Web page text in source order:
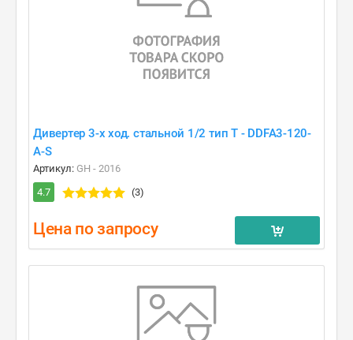
Дивертер 3-х ход. стальной 1/2 тип T - DDFA3-120-
A-S
Артикул: GH - 2016
4.7
(3)
Цена по запросу